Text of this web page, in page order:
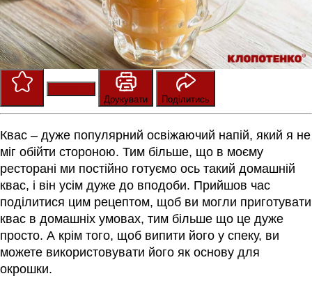
Друкувати
Поділитись
Квас – дуже популярний освіжаючий напій, який я не
міг обійти стороною. Тим більше, що в моєму
ресторані ми постійно готуємо ось такий домашній
квас, і він усім дуже до вподоби. Прийшов час
поділитися цим рецептом, щоб ви могли приготувати
квас в домашніх умовах, тим більше що це дуже
просто. А крім того, щоб випити його у спеку, ви
можете використовувати його як основу для
окрошки.